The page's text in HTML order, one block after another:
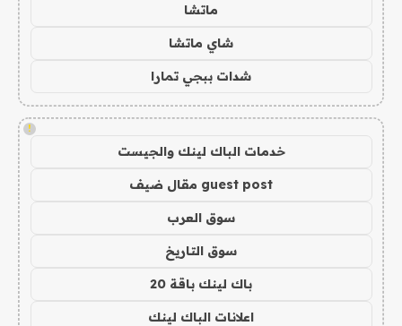
ماتشا
شاي ماتشا
شدات ببجي تمارا
!
خدمات الباك لينك والجيست
guest post مقال ضيف
سوق العرب
سوق التاريخ
باك لينك باقة 20
اعلانات الباك لينك